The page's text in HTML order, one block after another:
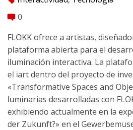
comment 0
FLOKK ofrece a artistas,
plataforma abierta para el
iluminación interactiva. La
el iart dentro del proyecto de
«Transformative Spaces and
luminarias desarrolladas con
exhibiendo actualmente en la
der Zukunft?» en el